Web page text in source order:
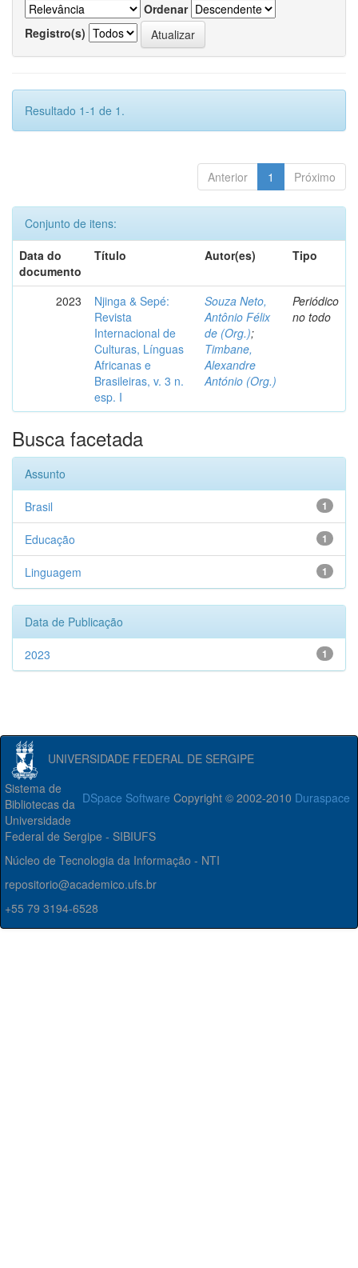
Ordenar
Registro(s)
Resultado 1-1 de 1.
Anterior 1 Próximo
Conjunto de itens:
Data do
documento
Título Autor(es) Tipo
2023
Njinga & Sepé:
Revista
Internacional de
Culturas, Línguas
Africanas e
Brasileiras, v. 3 n.
esp. I
Souza Neto,
Antônio Félix
de (Org.);
Timbane,
Alexandre
António (Org.)
Periódico
no todo
Busca facetada
Assunto
1
Brasil
1
Educação
1
Linguagem
Data de Publicação
1
2023
UNIVERSIDADE FEDERAL DE SERGIPE
DSpace Software Copyright © 2002-2010 Duraspace
Sistema de
Bibliotecas da
Universidade
Federal de Sergipe - SIBIUFS
Núcleo de Tecnologia da Informação - NTI
repositorio@academico.ufs.br
+55 79 3194-6528